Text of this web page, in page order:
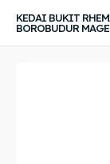
KEDAI BUKIT
BOROBUDUR